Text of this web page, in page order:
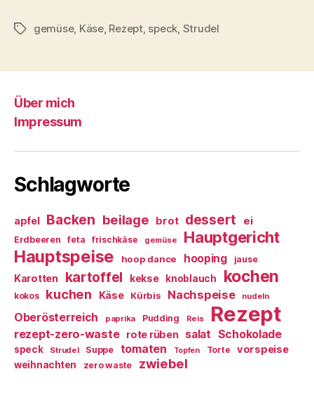
Schlagwörter
gemüse, Käse, Rezept, speck, Strudel
Über mich
Impressum
Schlagworte
apfel Backen beilage brot dessert ei
Erdbeeren feta frischkäse gemüse Hauptgericht
Hauptspeise hoop dance hooping jause
Karotten kartoffel kekse knoblauch kochen
kokos kuchen Käse Kürbis Nachspeise nudeln
Oberösterreich paprika Pudding Reis Rezept
rezept-zero-waste rote rüben salat Schokolade
speck Strudel Suppe tomaten Topfen Torte vorspeise
weihnachten zero waste zwiebel